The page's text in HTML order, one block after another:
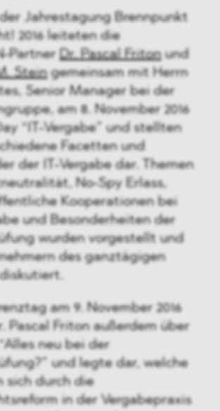
Jahrestagung Brennpunkt
2016 leiteten die
Partner Dr. Pascal Fritonund
Steingemeinsam mit Herrn
Senior Manager bei der
am 8. November 2016
“IT-Vergabe” und stellten
Facetten und
der IT-Vergabe dar. Themen
No-Spy Erlass,
Kooperationen bei
und Besonderheiten der
wurden vorgestellt und
des ganztägigen
am 9. November 2016
Pascal Friton außerdem über
neu bei der
und legte dar, welche
sich durch die
in der Vergabepraxis